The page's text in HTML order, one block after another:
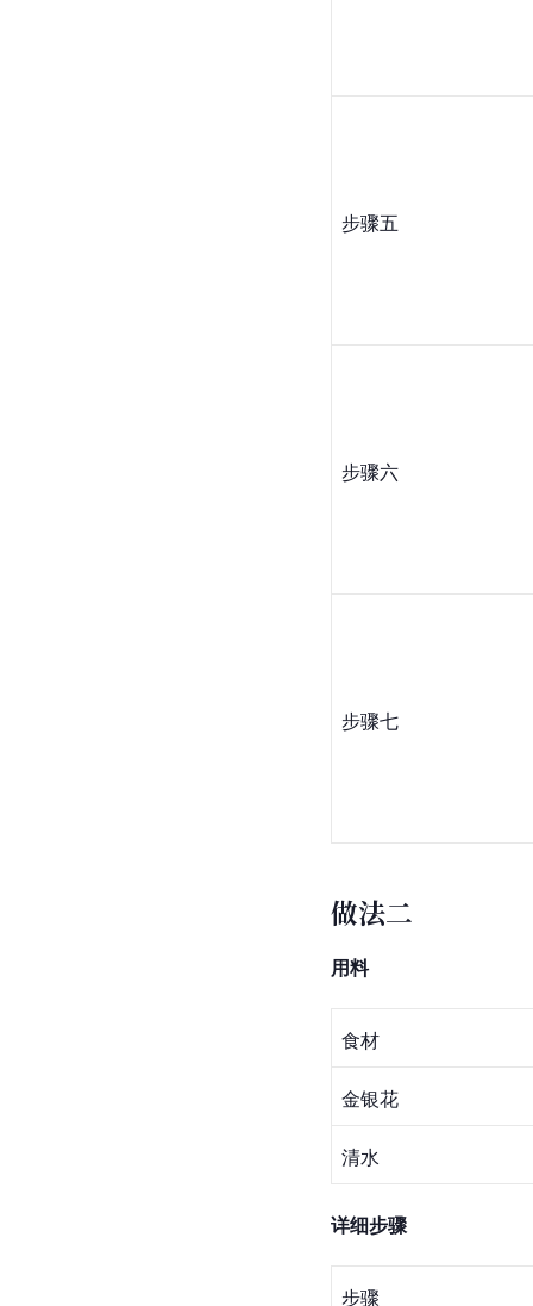
步骤五
步骤六
步骤七
做法二
用料
食材
金银花
清水
详细步骤
步骤